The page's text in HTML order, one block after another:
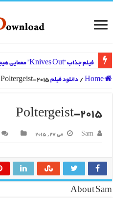
فیلم جذاب “Knives Out” معمایی هیجان‌انگیز برای همه سلیقه‌ها
Home
/دانلود فیلم Poltergeist 2015Poltergeist-2015
Poltergeist-2015
Sam می 27, 2015
About Sam